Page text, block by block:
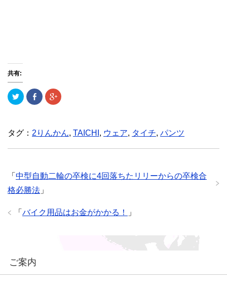
共有:
ク
リ
T
w
t
で
共
有
(
い
ウ
き
ま
)
F
a
o
k
共
し
い
ウ
ィ
ウ
で
ク
リ
G
o
g
で
共
い
ウ
)
タグ： 2りんかん, TAICHI , ウェア, タイチ, パンツ
「 中型自動二輪の卒検に4回落ちたリリーからの卒検合
格必勝法 」
「 バイク用品はお金がかかる！ 」
ご案内